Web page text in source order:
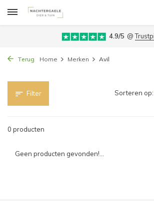
4.9/5 @
Terug Home Merken Avil
Filter
0 producten
Sorteren op:
Geen producten gevonden!...